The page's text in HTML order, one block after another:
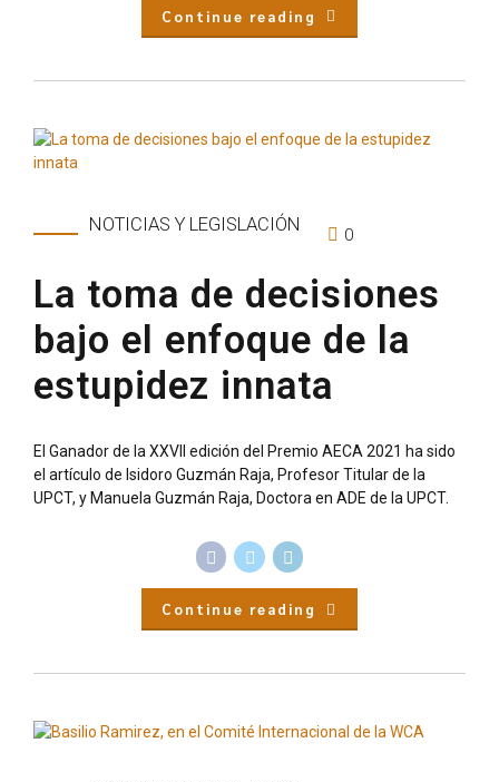
Continue reading
NOTICIAS Y LEGISLACIÓN 0
La toma de decisiones
bajo el enfoque de la
estupidez innata
El Ganador de la XXVII edición del Premio AECA 2021 ha sido
el artículo de Isidoro Guzmán Raja, Profesor Titular de la
UPCT, y Manuela Guzmán Raja, Doctora en ADE de la UPCT.
Continue reading